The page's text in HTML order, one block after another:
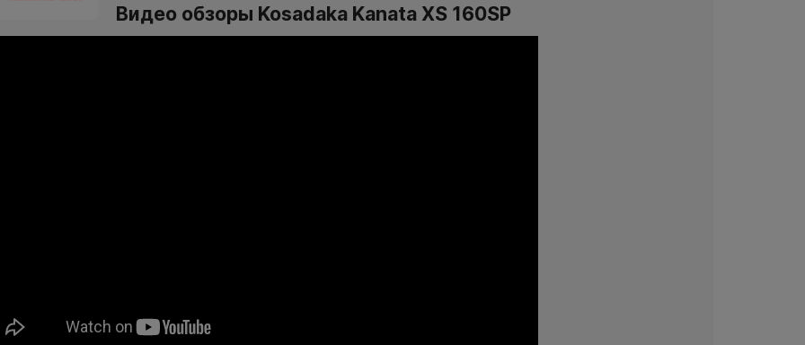
Видео обзоры Kosadaka Kanata XS 160SP